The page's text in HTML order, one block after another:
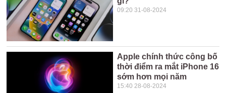
09:20 31-08-2024
Apple chính thức công bố
thời điểm ra mắt iPhone 16
sớm hơn mọi năm
15:40 28-08-2024